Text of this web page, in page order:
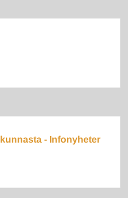
- Infonyheter